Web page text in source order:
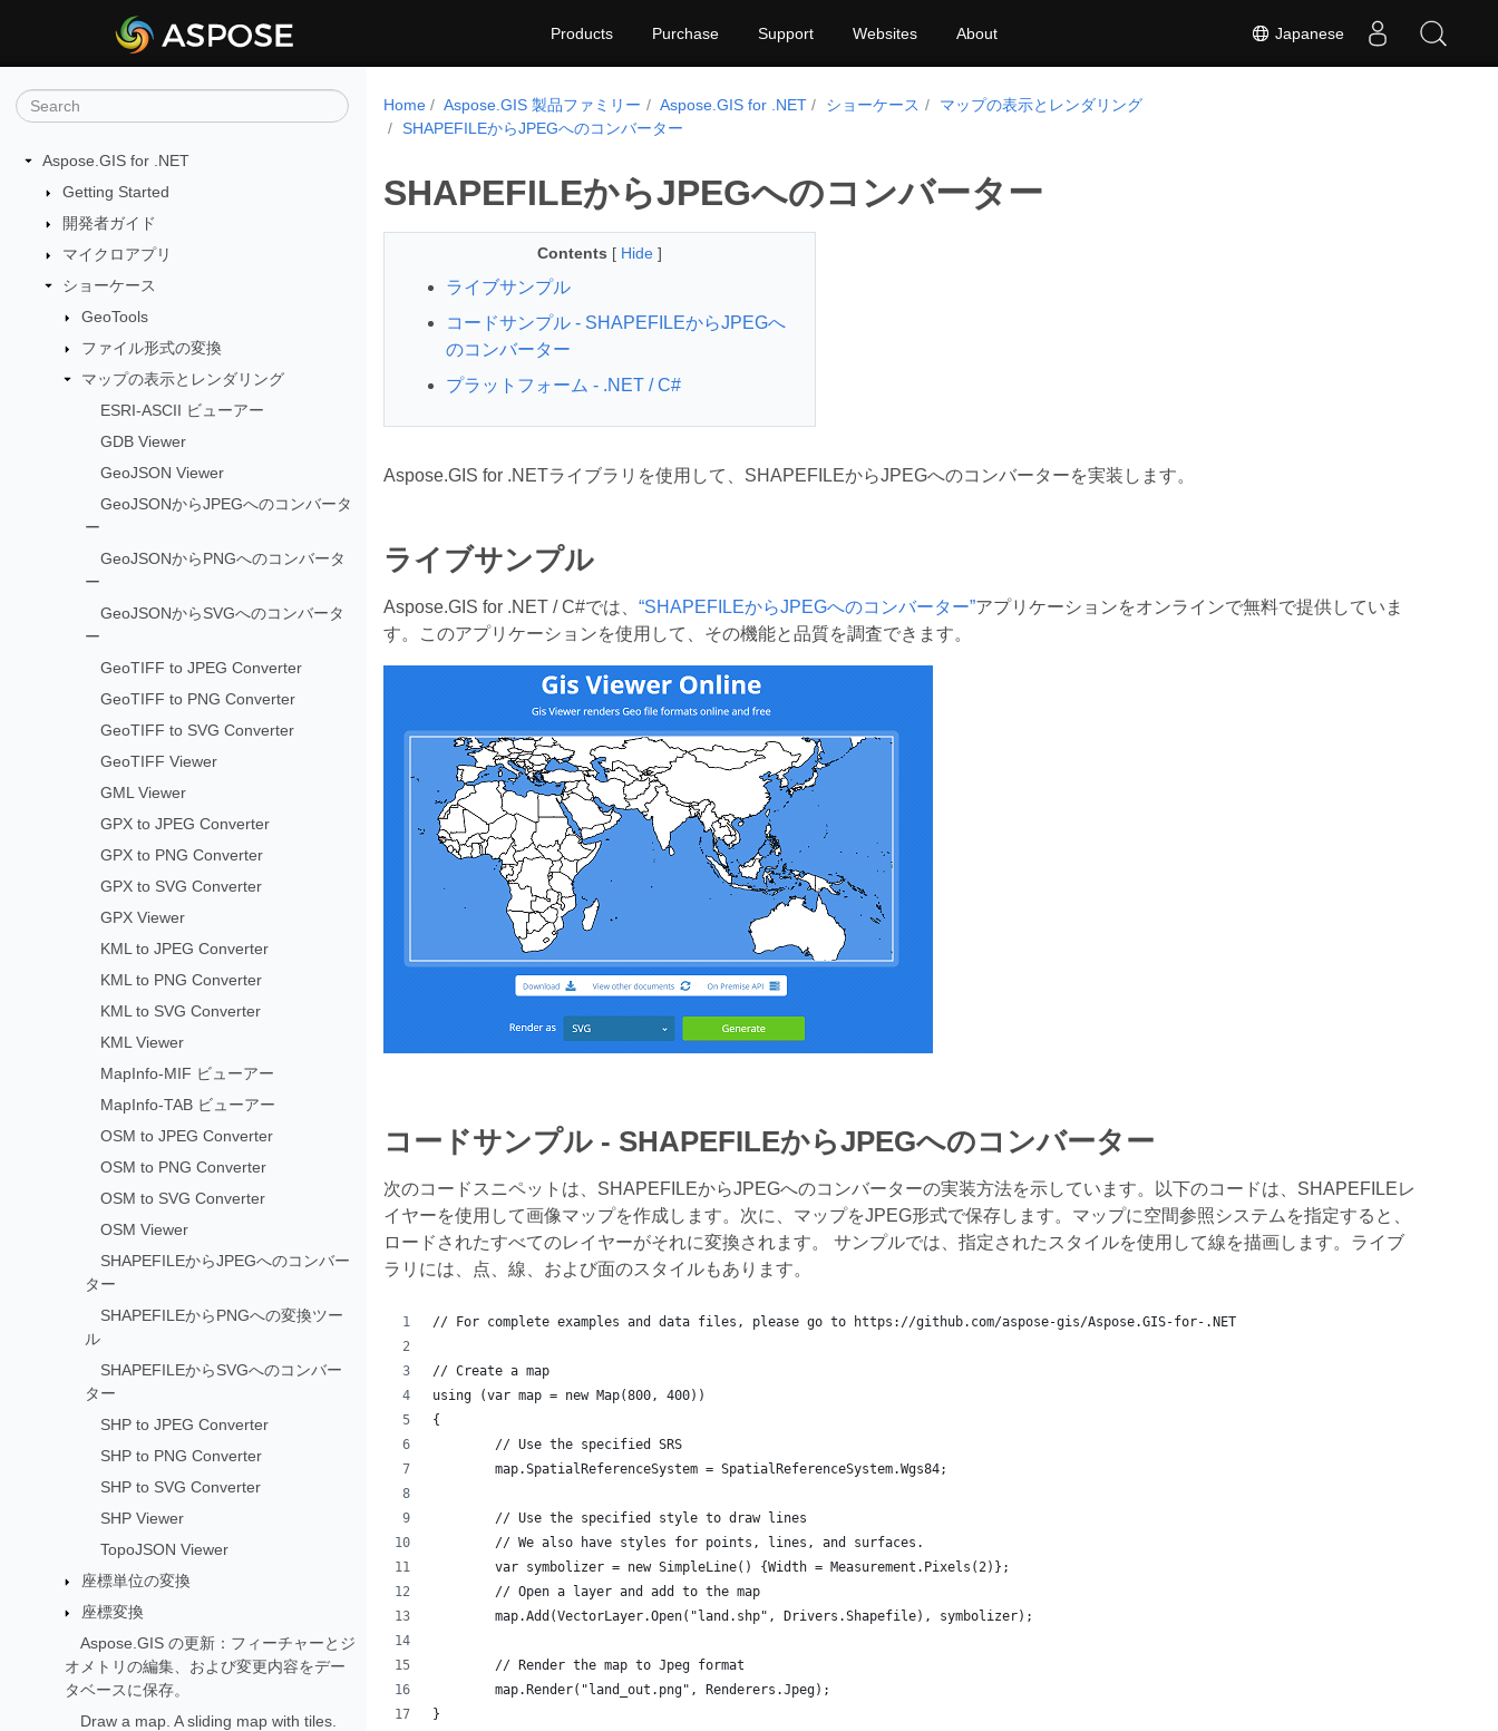
Japanese
Products Purchase Support Websites About
Aspose.GIS for .NET
Getting Started
開発者ガイド
マイクロアプリ
ショーケース
GeoTools
ファイル形式の変換
マップの表示とレンダリング
ESRI-ASCII ビューアー
GDB Viewer
GeoJSON Viewer
GeoJSONからJPEGへのコンバータ
ー
GeoJSONからPNGへのコンバータ
ー
GeoJSONからSVGへのコンバータ
ー
GeoTIFF to JPEG Converter
GeoTIFF to PNG Converter
GeoTIFF to SVG Converter
GeoTIFF Viewer
GML Viewer
GPX to JPEG Converter
GPX to PNG Converter
GPX to SVG Converter
GPX Viewer
KML to JPEG Converter
KML to PNG Converter
KML to SVG Converter
KML Viewer
MapInfo-MIF ビューアー
MapInfo-TAB ビューアー
OSM to JPEG Converter
OSM to PNG Converter
OSM to SVG Converter
OSM Viewer
SHAPEFILEからJPEGへのコンバー
ター
SHAPEFILEからPNGへの変換ツー
ル
SHAPEFILEからSVGへのコンバー
ター
SHP to JPEG Converter
SHP to PNG Converter
SHP to SVG Converter
SHP Viewer
TopoJSON Viewer
座標単位の変換
座標変換
Aspose.GIS の更新：フィーチャーとジ
オメトリの編集、および変更内容をデー
タベースに保存。
Draw a map. A sliding map with tiles.
Home Aspose.GIS 製品ファミリー Aspose.GIS for .NET ショーケース
マップの表示とレンダリング
SHAPEFILEからJPEGへのコンバーター
SHAPEFILEからJPEGへのコンバーター
Contents [ Hide ]
ライブサンプル
コードサンプル - SHAPEFILEからJPEGへ
のコンバーター
プラットフォーム - .NET / C#
Aspose.GIS for .NETライブラリを使用して、SHAPEFILEからJPEGへのコンバーターを実装します。
ライブサンプル
Aspose.GIS for .NET / C#では、 “SHAPEFILEからJPEGへのコンバーター”アプリケーションをオンラインで無料で提供していま
す。このアプリケーションを使用して、その機能と品質を調査できます。
コードサンプル - SHAPEFILEからJPEGへのコンバーター
次のコードスニペットは、SHAPEFILEからJPEGへのコンバーターの実装方法を示しています。以下のコードは、SHAPEFILEレ
イヤーを使用して画像マップを作成します。次に、マップをJPEG形式で保存します。マップに空間参照システムを指定すると、
ロードされたすべてのレイヤーがそれに変換されます。 サンプルでは、指定されたスタイルを使用して線を描画します。ライブ
ラリには、点、線、および面のスタイルもあります。
// For complete examples and data files, please go to https://github.com/aspose-gis/Aspose.GIS-for-.NET
// Create a map
using (var map = new Map(800, 400))
{
	// Use the specified SRS
	map.SpatialReferenceSystem = SpatialReferenceSystem.Wgs84;
	// Use the specified style to draw lines
	// We also have styles for points, lines, and surfaces.
	var symbolizer = new SimpleLine() {Width = Measurement.Pixels(2)};
	// Open a layer and add to the map
	map.Add(VectorLayer.Open("land.shp", Drivers.Shapefile), symbolizer);
	// Render the map to Jpeg format
	map.Render("land_out.png", Renderers.Jpeg);
}